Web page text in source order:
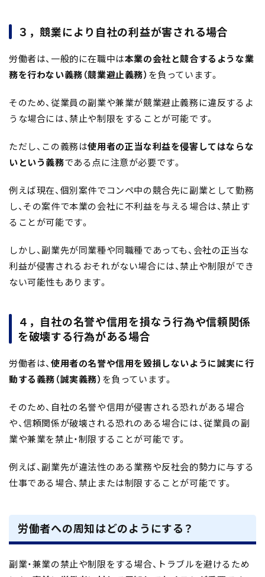
３，競業により自社の利益が害される場合
労働者は、一般的に在職中は本業の会社と競合するような業
務を行わない義務（競業避止義務） を負っています。
そのため、従業員の副業や兼業が競業避止義務に違反するよ
うな場合には、禁止や制限をすることが可能です。
ただし、この義務は使用者の正当な利益を侵害してはならな
いという義務である点に注意が必要です。
例えば現在、個別案件でコンペ中の競合先に副業として勤務
し、その案件で本業の会社に不利益を与える場合は、禁止す
ることが可能です。
しかし、副業先が同業種や同職種であっても、会社の正当な
利益が侵害されるおそれがない場合には、禁止や制限ができ
ない可能性もあります。
４，自社の名誉や信用を損なう行為や信頼関係
を破壊する行為がある場合
労働者は、使用者の名誉や信用を毀損しないように誠実に行
動する義務（誠実義務） を負っています。
そのため、自社の名誉や信用が侵害される恐れがある場合
や、信頼関係が破壊される恐れのある場合には、従業員の副
業や兼業を禁止・制限することが可能です。
例えば、副業先が違法性のある業務や反社会的勢力に与する
仕事である場合、禁止または制限することが可能です。
労働者への周知はどのようにする？
副業・兼業の禁止や制限をする場合、トラブルを避けるため